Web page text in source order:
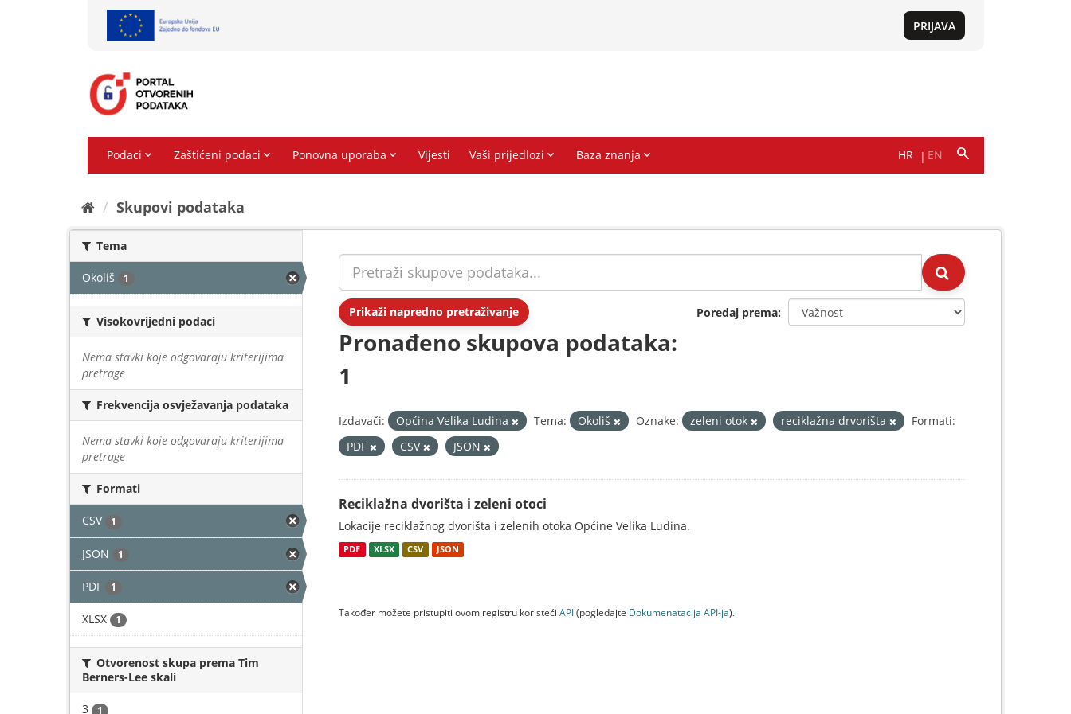
Skupovi podаtаkа
Tema
Okoliš 1
Visokovrijedni podaci
Nema stavki koje odgovaraju kriterijima
pretrage
Frekvencija osvježavanja podataka
Nema stavki koje odgovaraju kriterijima
pretrage
Formati
CSV 1
JSON 1
PDF 1
XLSX 1
Otvorenost skupa prema Tim
Berners-Lee skali
3 1
Prikaži napredno pretraživanje Poredaj prema
Pronađeno skupova podataka:
1
Izdavači: Općina Velika Ludina Tema: Okoliš Oznake: zeleni otok reciklažna drvorišta
Formati:
PDF
CSV JSON
Reciklažna dvorišta i zeleni otoci
Lokacije reciklažnog dvorišta i zelenih otoka Općine Velika Ludina.
PDF XLSX CSV JSON
Također možete pristupiti ovom registru koristeći API(pogledajte Dokumenаtаcijа API-jа).